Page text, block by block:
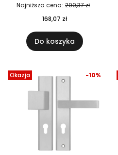
Najniższa cena: 200,37 zł
168,07 zł
Do koszyka
Okazja -10%